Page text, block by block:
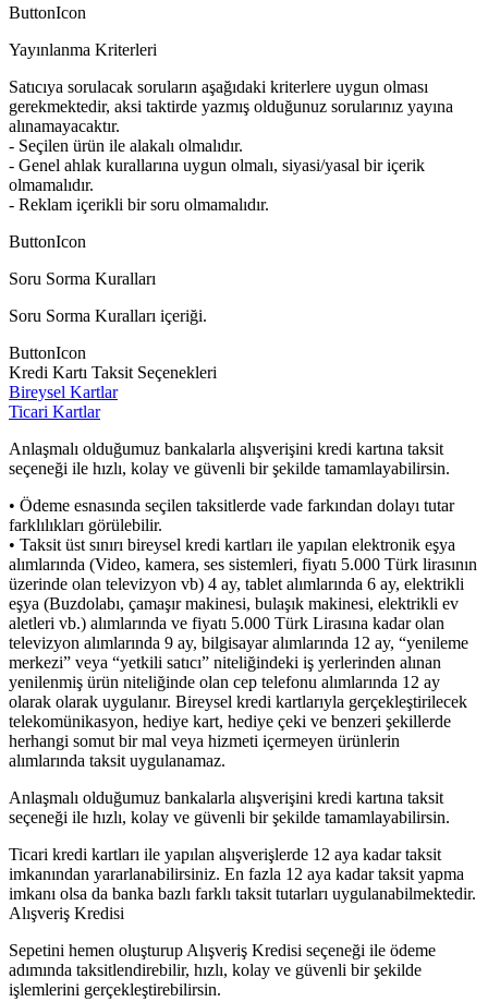
ButtonIcon
Yayınlanma Kriterleri
Satıcıya sorulacak soruların aşağıdaki kriterlere uygun olması
gerekmektedir, aksi taktirde yazmış olduğunuz sorularınız yayına
alınamayacaktır.
- Seçilen ürün ile alakalı olmalıdır.
- Genel ahlak kurallarına uygun olmalı, siyasi/yasal bir içerik
olmamalıdır.
- Reklam içerikli bir soru olmamalıdır.
ButtonIcon
Soru Sorma Kuralları
Soru Sorma Kuralları içeriği.
ButtonIcon
Kredi Kartı Taksit Seçenekleri
Bireysel Kartlar
Ticari Kartlar
Anlaşmalı olduğumuz bankalarla alışverişini kredi kartına taksit
seçeneği ile hızlı, kolay ve güvenli bir şekilde tamamlayabilirsin.
• Ödeme esnasında seçilen taksitlerde vade farkından dolayı tutar
farklılıkları görülebilir.
• Taksit üst sınırı bireysel kredi kartları ile yapılan elektronik eşya
alımlarında (Video, kamera, ses sistemleri, fiyatı 5.000 Türk lirasının
üzerinde olan televizyon vb) 4 ay, tablet alımlarında 6 ay, elektrikli
eşya (Buzdolabı, çamaşır makinesi, bulaşık makinesi, elektrikli ev
aletleri vb.) alımlarında ve fiyatı 5.000 Türk Lirasına kadar olan
televizyon alımlarında 9 ay, bilgisayar alımlarında 12 ay, “yenileme
merkezi” veya “yetkili satıcı” niteliğindeki iş yerlerinden alınan
yenilenmiş ürün niteliğinde olan cep telefonu alımlarında 12 ay
olarak olarak uygulanır. Bireysel kredi kartlarıyla gerçekleştirilecek
telekomünikasyon, hediye kart, hediye çeki ve benzeri şekillerde
herhangi somut bir mal veya hizmeti içermeyen ürünlerin
alımlarında taksit uygulanamaz.
Anlaşmalı olduğumuz bankalarla alışverişini kredi kartına taksit
seçeneği ile hızlı, kolay ve güvenli bir şekilde tamamlayabilirsin.
Ticari kredi kartları ile yapılan alışverişlerde 12 aya kadar taksit
imkanından yararlanabilirsiniz. En fazla 12 aya kadar taksit yapma
imkanı olsa da banka bazlı farklı taksit tutarları uygulanabilmektedir.
Alışveriş Kredisi
Sepetini hemen oluşturup Alışveriş Kredisi seçeneği ile ödeme
adımında taksitlendirebilir, hızlı, kolay ve güvenli bir şekilde
işlemlerini gerçekleştirebilirsin.